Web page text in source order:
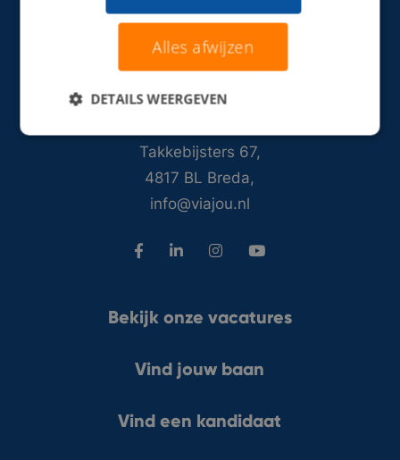
Takkebijsters 67,
4817 BL Breda,
info@viajou.nl
Bekijk onze vacatures
Vind jouw baan
Vind een kandidaat
Alles afwijzen
DETAILS WEERGEVEN